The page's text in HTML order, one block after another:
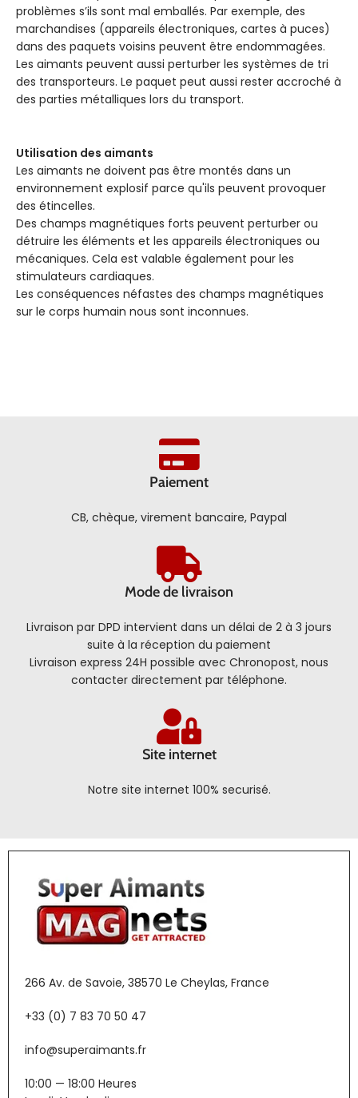
problèmes s’ils sont mal emballés. Par exemple, des
marchandises (appareils électroniques, cartes à puces)
dans des paquets voisins peuvent être endommagées.
Les aimants peuvent aussi perturber les systèmes de tri
des transporteurs. Le paquet peut aussi rester accroché à
des parties métalliques lors du transport.
Utilisation des aimants
Les aimants ne doivent pas être montés dans un
environnement explosif parce qu'ils peuvent provoquer
des étincelles.
Des champs magnétiques forts peuvent perturber ou
détruire les éléments et les appareils électroniques ou
mécaniques. Cela est valable également pour les
stimulateurs cardiaques.
Les conséquences néfastes des champs magnétiques
sur le corps humain nous sont inconnues.
Paiement
CB, chèque, virement bancaire, Paypal
Mode de livraison
Livraison par DPD intervient dans un délai de 2 à 3 jours
suite à la réception du paiement
Livraison express 24H possible avec Chronopost, nous
contacter directement par téléphone.
Site internet
Notre site internet 100% securisé.
266 Av. de Savoie, 38570 Le Cheylas, France
+33 (0) 7 83 70 50 47
info@superaimants.fr
10:00 — 18:00 Heures